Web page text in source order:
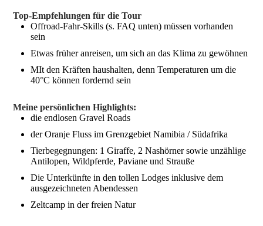
Top-Empfehlungen für die Tour
Offroad-Fahr-Skills (s. FAQ unten) müssen vorhanden
sein
Etwas früher anreisen, um sich an das Klima zu gewöhnen
MIt den Kräften haushalten, denn Temperaturen um die
40°C können fordernd sein
Meine persönlichen Highlights:
die endlosen Gravel Roads
der Oranje Fluss im Grenzgebiet Namibia / Südafrika
Tierbegegnungen: 1 Giraffe, 2 Nashörner sowie unzählige
Antilopen, Wildpferde, Paviane und Strauße
Die Unterkünfte in den tollen Lodges inklusive dem
ausgezeichneten Abendessen
Zeltcamp in der freien Natur